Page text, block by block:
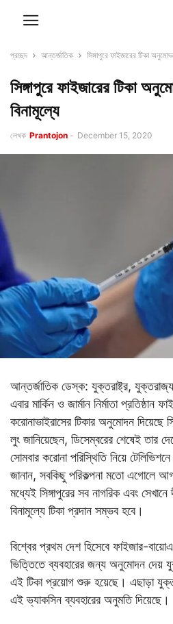
প্রচ্ছদ আন্তর্জাতিক সিঙ্গাপুরে ফাইজারের টিকা
সিঙ্গাপুরে ফাইজারের টিকা
বিনামূল্যে
লেখক Prantojon - December 15, 2020
আন্তর্জাতিক ডেস্ক: যুক্তরাষ্ট্র,
এবার মার্কিন ও জার্মান নির্মাতা
করোনাভাইরাসের টিকার অনুমোদন দিয়েছে
লুং জানিয়েছেন, ডিসেম্বরের শেষেই তার
সোমবার করোনা পরিস্থিতি নিয়ে
জানান, সবকিছু পরিকল্পনা মতো এগোলে
মধ্যেই সিঙ্গাপুরের সব নাগরিক এবং সেখানে
বিনামূল্যে টিকা প্রদান সম্ভব হবে।
বিশ্বের প্রথম দেশ হিসেবে ফাইজার-
ভিত্তিতে ব্যবহারের জন্য অনুমোদন দেয়
এই টিকা প্রয়োগ শুরু হয়েছে। এছাড়া
এই ভ্যাকসিন ব্যবহারের অনুমতি দিয়েছে।